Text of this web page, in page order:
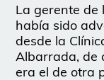
La gerente de
había sido
desde la
Albarrada, de
era el de otra